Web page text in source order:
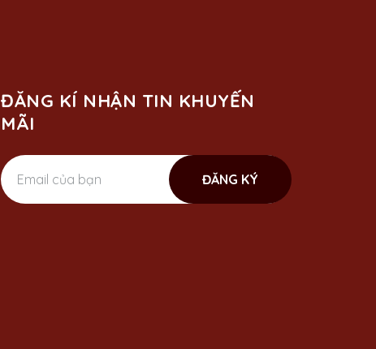
ĐĂNG KÍ NHẬN TIN KHUYẾN
MÃI
ĐĂNG KÝ